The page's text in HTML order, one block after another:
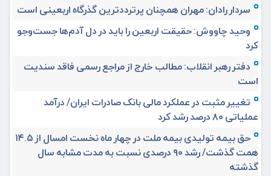
سردار رادان: مهران همچنان پرترددترین گذرگاه اربعینی است
وحید چاووش: حقیقت اربعین را باید در دل آدم‌ها جست‌وجو
کرد
دفتر رهبر انقلاب: مطالب خارج از مراجع رسمی فاقد سندیت
است
تغییر مثبت در عملکرد مالی بانک صادرات ایران/ درآمد
عملیاتی ۸۰ درصد رشد کرد
حق بیمه تولیدی بیمه ملت در چهار ماه نخست امسال از ۱۴.۵
همت گذشت/ رشد ۹۰ درصدی نسبت به مدت مشابه سال
گذشته